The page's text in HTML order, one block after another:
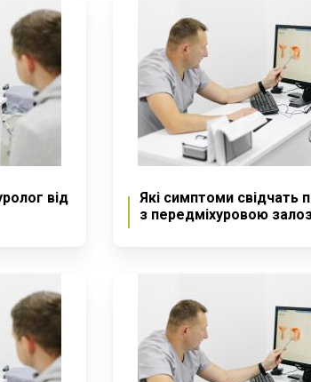
від
Які симптоми свідчать
з передміхуровою